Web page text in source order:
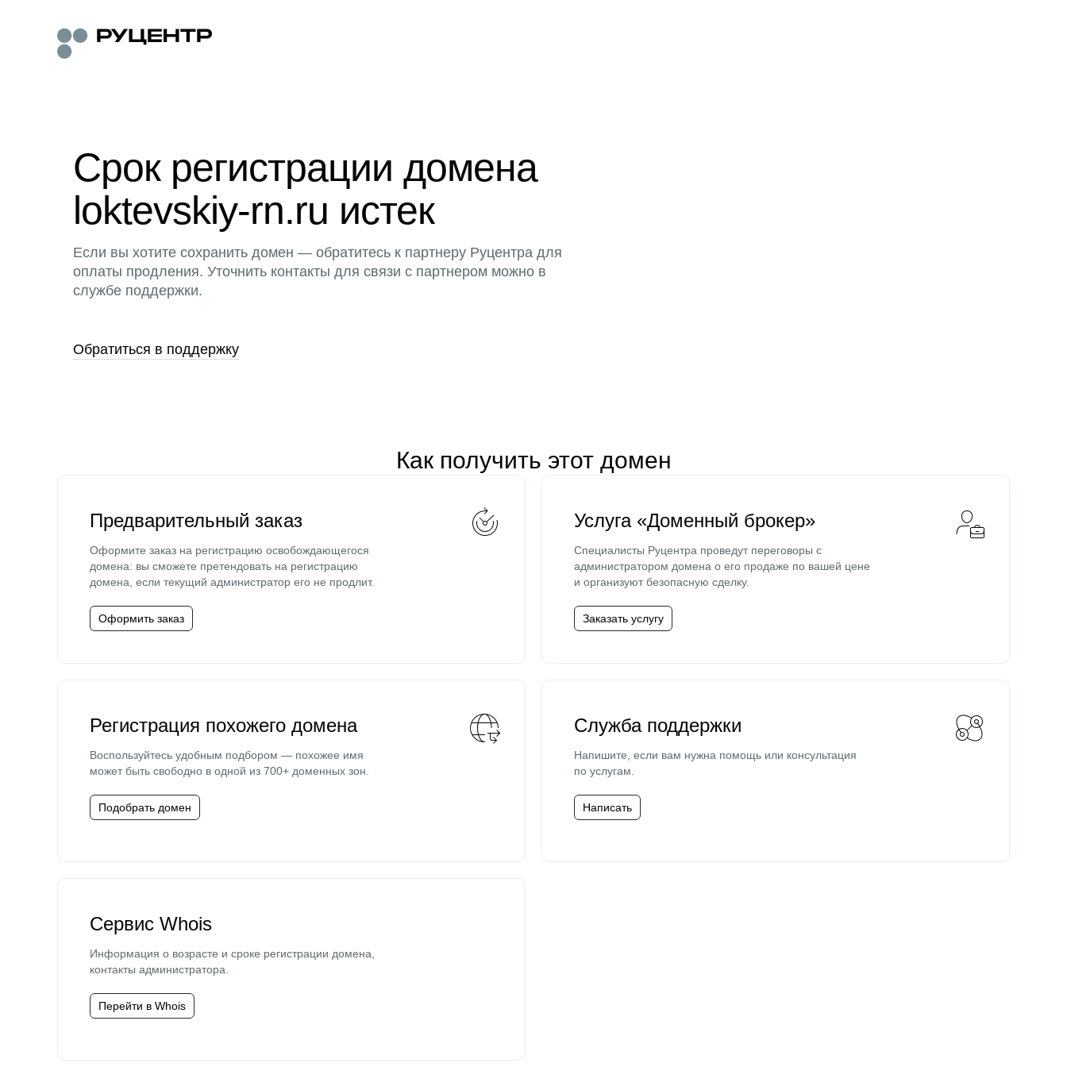
Срок регистрации домена
loktevskiy-rn.ru истек
Если вы хотите сохранить домен — обратитесь к партнеру Руцентра для
оплаты продления. Уточнить контакты для связи с партнером можно в
службе поддержки.
Обратиться в поддержку
Как получить этот домен
Предварительный заказ
Оформите заказ на регистрацию освобождающегося
домена: вы сможете претендовать на регистрацию
домена, если текущий администратор его не продлит.
Оформить заказ
Услуга «Доменный брокер»
Специалисты Руцентра проведут переговоры с
администратором домена о его продаже по вашей цене
и организуют безопасную сделку.
Заказать услугу
Регистрация похожего домена
Воспользуйтесь удобным подбором — похожее имя
может быть свободно в одной из 700+ доменных зон.
Подобрать домен
Служба поддержки
Напишите, если вам нужна помощь или консультация
по услугам.
Написать
Сервис Whois
Информация о возрасте и сроке регистрации домена,
контакты администратора.
Перейти в Whois